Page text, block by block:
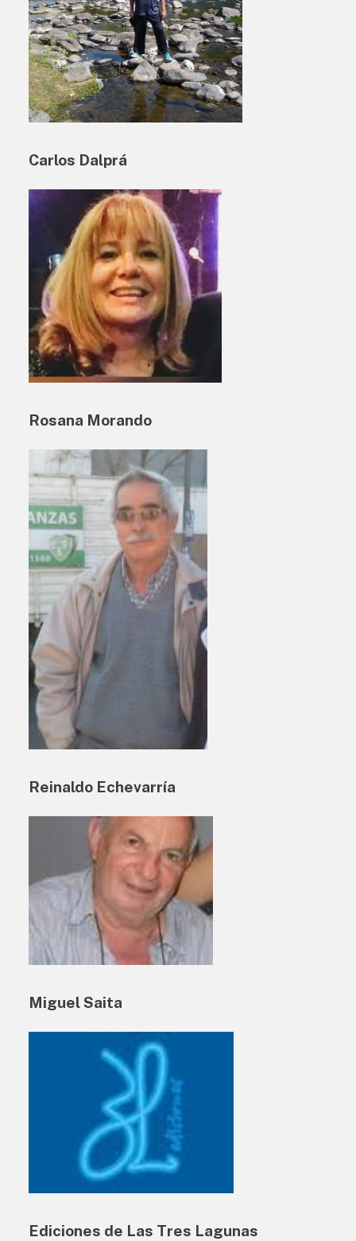
Carlos Dalprá
Rosana Morando
Reinaldo Echevarría
Miguel Saita
Ediciones de Las Tres Lagunas